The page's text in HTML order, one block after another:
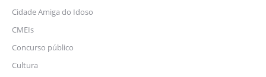
Cidade Amiga do Idoso
CMEIs
Concurso público
Cultura